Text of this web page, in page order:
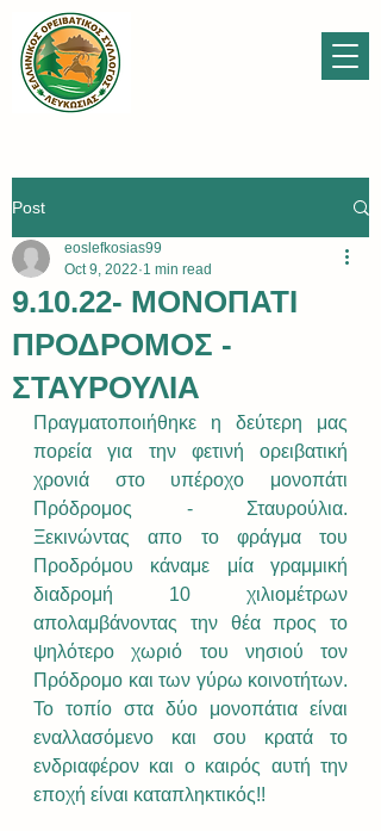
Post
9.10.22- ΜΟΝΟΠΑΤΙ
ΠΡΟΔΡΟΜΟΣ -
ΣΤΑΥΡΟΥΛΙΑ
eoslefkosias99
Oct 9, 2022 1 min read
Πραγματοποιήθηκε η δεύτερη μας
πορεία για την φετινή ορειβατική
χρονιά στο υπέροχο μονοπάτι
Πρόδρομος - Σταυρούλια.
Ξεκινώντας απο το φράγμα του
Προδρόμου κάναμε μία γραμμική
διαδρομή 10 χιλιομέτρων
απολαμβάνοντας την θέα προς το
ψηλότερο χωριό του νησιού τον
Πρόδρομο και των γύρω κοινοτήτων.
Το τοπίο στα δύο μονοπάτια είναι
εναλλασόμενο και σου κρατά το
ενδριαφέρον και ο καιρός αυτή την
εποχή είναι καταπληκτικός!!